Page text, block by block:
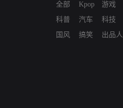
全部
科普
国风
Kpop
汽车
搞笑
游戏
科技
出品人